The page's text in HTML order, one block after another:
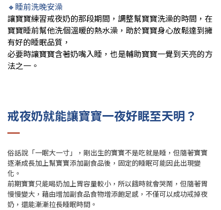
🔸睡前洗晚安澡
讓寶寶練習戒夜奶的那段期間，調整幫寶寶洗澡的時間，在
寶寶睡前幫他洗個溫暖的熱水澡，助於寶寶身心放鬆達到擁
有好的睡眠品質，
必要時讓寶寶含著奶嘴入睡，也是輔助寶寶一覺到天亮的方
法之一。
戒夜奶就能讓寶寶一夜好眠至天明？
俗話說「一眠大一寸」，剛出生的寶寶不是吃就是睡，但隨著寶寶
逐漸成長加上幫寶寶添加副食品後，固定的睡眠可能因此出現變
化。
前期寶寶只能喝奶加上胃容量較小，所以餓時就會哭鬧，但隨著胃
慢慢變大，藉由增加副食品食物增添飽足感，不僅可以成功戒掉夜
奶，還能漸漸拉長睡眠時間。